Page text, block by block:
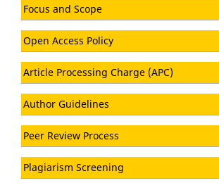
Focus and Scope
Open Access Policy
Article Processing Charge (APC)
Author Guidelines
Peer Review Process
Plagiarism Screening